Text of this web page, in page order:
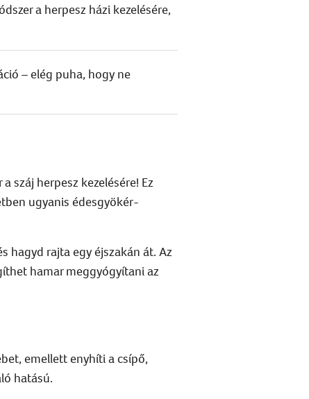
a herpesz házi kezelésére,
– elég puha, hogy ne
a száj herpesz kezelésére! Ez
ugyanis édesgyökér-
hagyd rajta egy éjszakán át. Az
hamar meggyógyítani az
emellett enyhíti a csípő,
hatású.